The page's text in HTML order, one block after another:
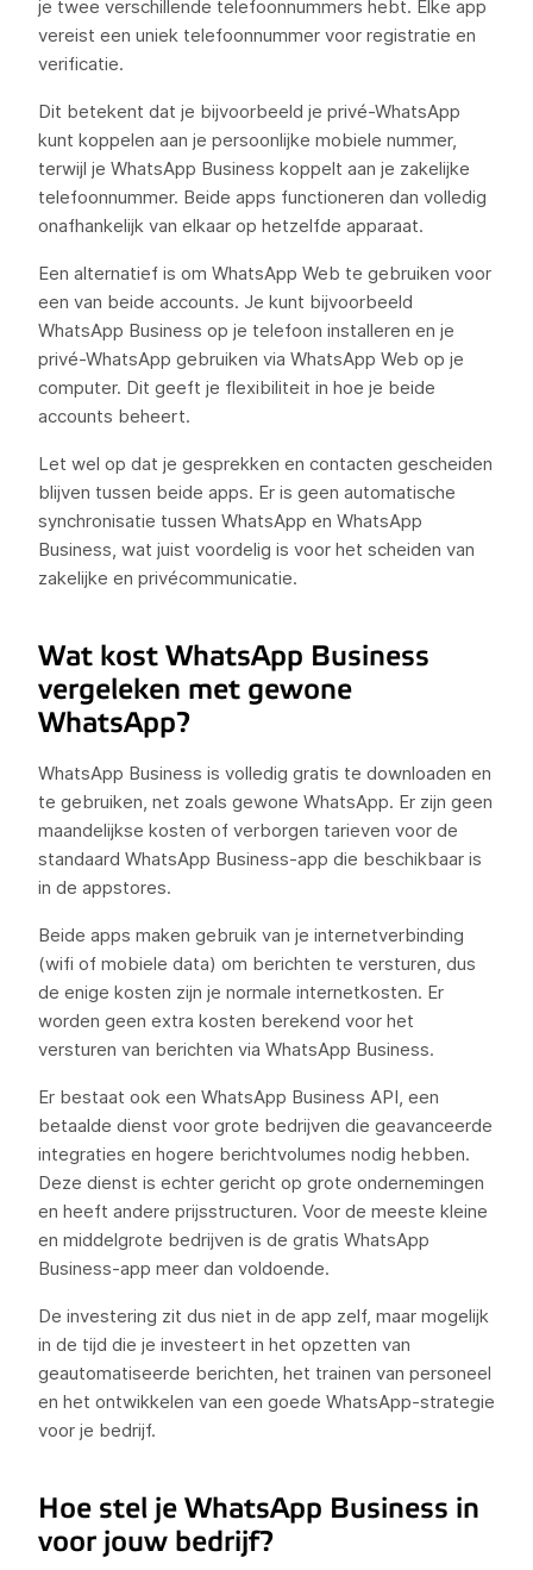
je twee verschillende telefoonnummers hebt. Elke app
vereist een uniek telefoonnummer voor registratie en
verificatie.
Dit betekent dat je bijvoorbeeld je privé-WhatsApp
kunt koppelen aan je persoonlijke mobiele nummer,
terwijl je WhatsApp Business koppelt aan je zakelijke
telefoonnummer. Beide apps functioneren dan volledig
onafhankelijk van elkaar op hetzelfde apparaat.
Een alternatief is om WhatsApp Web te gebruiken voor
een van beide accounts. Je kunt bijvoorbeeld
WhatsApp Business op je telefoon installeren en je
privé-WhatsApp gebruiken via WhatsApp Web op je
computer. Dit geeft je flexibiliteit in hoe je beide
accounts beheert.
Let wel op dat je gesprekken en contacten gescheiden
blijven tussen beide apps. Er is geen automatische
synchronisatie tussen WhatsApp en WhatsApp
Business, wat juist voordelig is voor het scheiden van
zakelijke en privécommunicatie.
Wat kost WhatsApp Business
vergeleken met gewone
WhatsApp?
WhatsApp Business is volledig gratis te downloaden en
te gebruiken, net zoals gewone WhatsApp. Er zijn geen
maandelijkse kosten of verborgen tarieven voor de
standaard WhatsApp Business-app die beschikbaar is
in de appstores.
Beide apps maken gebruik van je internetverbinding
(wifi of mobiele data) om berichten te versturen, dus
de enige kosten zijn je normale internetkosten. Er
worden geen extra kosten berekend voor het
versturen van berichten via WhatsApp Business.
Er bestaat ook een WhatsApp Business API, een
betaalde dienst voor grote bedrijven die geavanceerde
integraties en hogere berichtvolumes nodig hebben.
Deze dienst is echter gericht op grote ondernemingen
en heeft andere prijsstructuren. Voor de meeste kleine
en middelgrote bedrijven is de gratis WhatsApp
Business-app meer dan voldoende.
De investering zit dus niet in de app zelf, maar mogelijk
in de tijd die je investeert in het opzetten van
geautomatiseerde berichten, het trainen van personeel
en het ontwikkelen van een goede WhatsApp-strategie
voor je bedrijf.
Hoe stel je WhatsApp Business in
voor jouw bedrijf?